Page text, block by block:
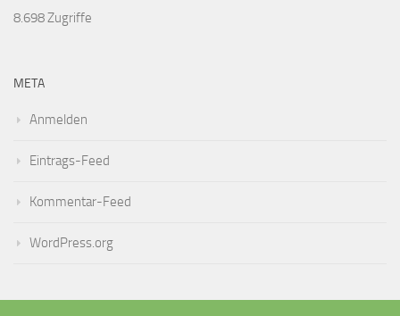
8.698 Zugriffe
META
Anmelden
Eintrags-Feed
Kommentar-Feed
WordPress.org